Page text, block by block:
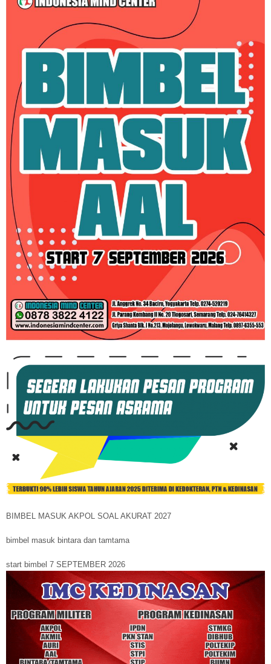
BIMBEL MASUK AKPOL SOAL AKURAT 2027
bimbel masuk bintara dan tamtama
start bimbel 7 SEPTEMBER 2026